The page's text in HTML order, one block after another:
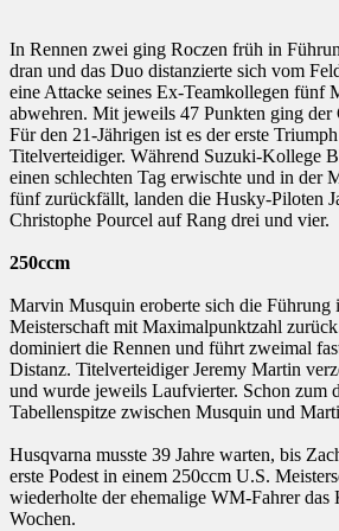
In Rennen zwei ging Roczen früh in
dran und das Duo distanzierte sich vom
eine Attacke seines Ex-Teamkollegen fünf
abwehren. Mit jeweils 47 Punkten ging der
Für den 21-Jährigen ist es der erste
Titelverteidiger. Während Suzuki-Kollege
einen schlechten Tag erwischte und in der
fünf zurückfällt, landen die Husky-Piloten
Christophe Pourcel auf Rang drei und vier.
250ccm
Marvin Musquin eroberte sich die Führung
Meisterschaft mit Maximalpunktzahl
dominiert die Rennen und führt zweimal
Distanz. Titelverteidiger Jeremy Martin
und wurde jeweils Laufvierter. Schon zum
Tabellenspitze zwischen Musquin und
Husqvarna musste 39 Jahre warten, bis
erste Podest in einem 250ccm U.S.
wiederholte der ehemalige WM-Fahrer das
Wochen.